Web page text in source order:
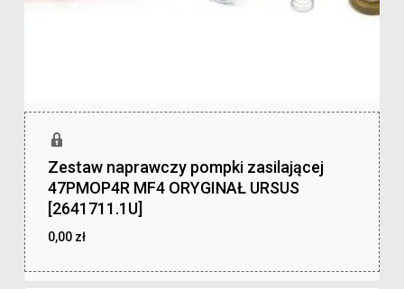
Zestaw naprawczy pompki zasilającej
47PMOP4R MF4 ORYGINAŁ URSUS
[2641711.1U]
0,00 zł